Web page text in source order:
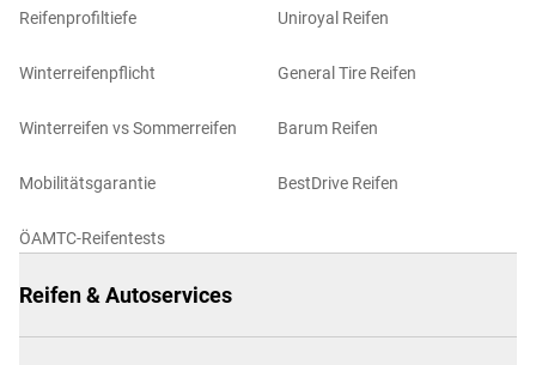
Reifenprofiltiefe
Winterreifenpflicht
Winterreifen vs Sommerreifen
Mobilitätsgarantie
ÖAMTC-Reifentests
Uniroyal Reifen
General Tire Reifen
Barum Reifen
BestDrive Reifen
Reifen & Autoservices